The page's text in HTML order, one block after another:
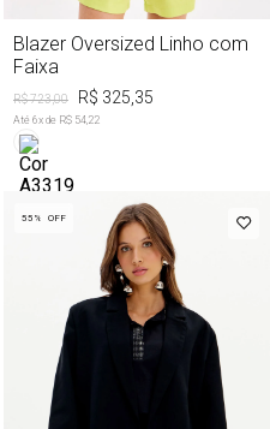
Blazer Oversized Linho com
Faixa
R$ 723,00 R$ 325,35
Até 6x de R$ 54,22
55% OFF